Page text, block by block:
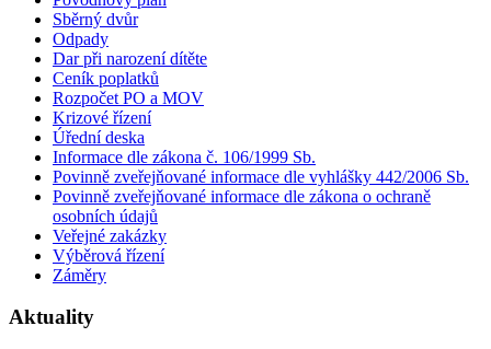
Sběrný dvůr
Odpady
Dar při narození dítěte
Ceník poplatků
Rozpočet PO a MOV
Krizové řízení
Úřední deska
Informace dle zákona č. 106/1999 Sb.
Povinně zveřejňované informace dle vyhlášky 442/2006 Sb.
Povinně zveřejňované informace dle zákona o ochraně
osobních údajů
Veřejné zakázky
Výběrová řízení
Záměry
Aktuality